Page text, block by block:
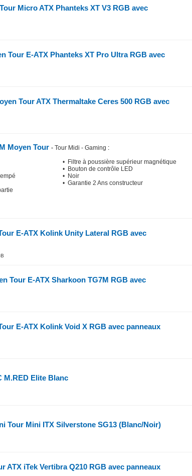
Micro ATX Phanteks XT V3 RGB avec
Tour E-ATX Phanteks XT Pro Ultra RGB avec
Tour ATX Thermaltake Ceres 500 RGB avec
Moyen Tour - Tour Midi - Gaming :
• Filtre à poussière supérieur magnétique
• Bouton de contrôle LED
• Noir
• Garantie 2 Ans constructeur
E-ATX Kolink Unity Lateral RGB avec
Tour E-ATX Sharkoon TG7M RGB avec
E-ATX Kolink Void X RGB avec panneaux
M.RED Elite Blanc
Tour Mini ITX Silverstone SG13 (Blanc/Noir)
ATX iTek Vertibra Q210 RGB avec panneaux